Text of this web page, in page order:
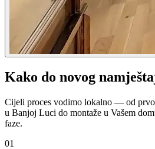
Kako do novog
Cijeli proces vodimo lokalno — od
u Banjoj Luci do montaže u Vašem
faze.
01